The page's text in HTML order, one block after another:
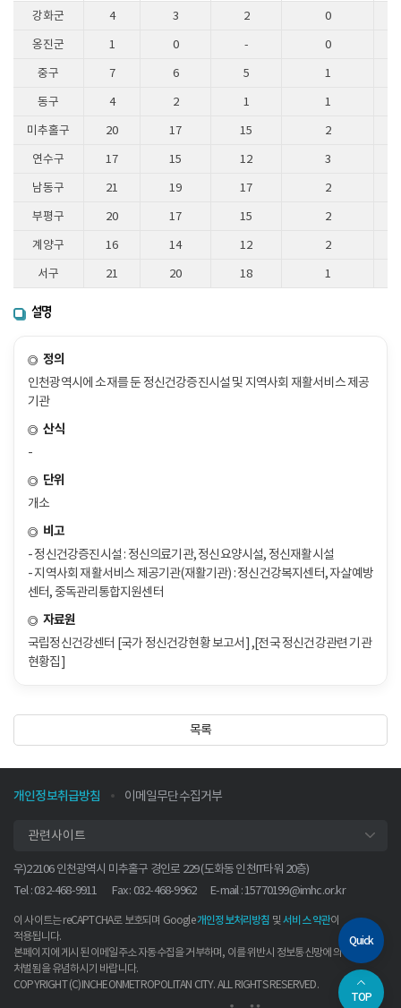
강화군
4 3 2
0
옹진군
1 0 -
0
중구
7 6 5
1
동구
4 2 1
1
미추홀구
20 17 15
2
연수구
17 15 12
3
남동구
21 19 17
2
부평구
20 17 15
2
계양구
16 14 12
2
서구
21 20 18 1
설명
정의
인천광역시에 소재를 둔 정신건강증진시설 및 지역사회 재활서비스 제공
기관
산식
-
단위
개소
비고
- 정신건강증진시설 : 정신의료기관, 정신요양시설, 정신재활시설
- 지역사회 재활서비스 제공기관(재활기관) : 정신건강복지센터, 자살예방
센터, 중독관리통합지원센터
자료원
국립정신건강센터 [국가 정신건강현황 보고서] ,[전국 정신건강관련 기관
현황집]
목록
개인정보취급방침 이메일무단수집거부
관련사이트
우)22106 인천광역시 미추홀구 경인로 229 (도화동 인천IT타워 20층)
Tel : 032-468-9911
Fax : 032-468-9962 E-mail :15770199@imhc.or.kr
이 사이트는 reCAPTCHA로 보호되며 Google개인정보처리방침 및서비스 약관이
적용됩니다.
본페이지에 게시된 이메일주소 자동수집을 거부하며, 이를 위반시 정보통신망에 의해
처벌됨을 유념하시기 바랍니다.
COPYRIGHT (C)INCHEONMETROPOLITAN CITY. ALL RIGHTS RESERVED.
Quick
TOP